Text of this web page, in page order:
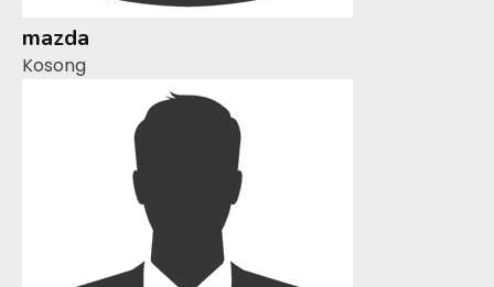
mazda
Kosong